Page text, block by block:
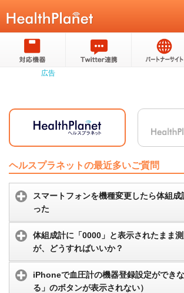
ヘルスプラネットの最近多いご質問
スマートフォンを機種変更したら体組
った
体組成計に「0000」と表示されたまま
が、どうすればいいか？
iPhoneで血圧計の機器登録設定ができ
る」のボタンが表示されない）